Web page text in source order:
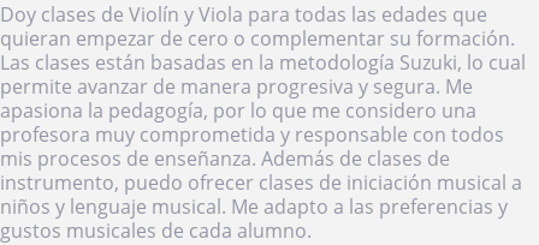
Doy clases de Violín y Viola para todas las edades que
quieran empezar de cero o complementar su formación.
Las clases están basadas en la metodología Suzuki, lo cual
permite avanzar de manera progresiva y segura. Me
apasiona la pedagogía, por lo que me considero una
profesora muy comprometida y responsable con todos
mis procesos de enseñanza. Además de clases de
instrumento, puedo ofrecer clases de iniciación musical a
niños y lenguaje musical. Me adapto a las preferencias y
gustos musicales de cada alumno.